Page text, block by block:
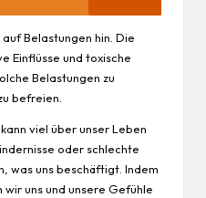
Belastungen hin. Die
Einflüsse und toxische
Belastungen zu
befreien.
viel über unser Leben
oder schlechte
was uns beschäftigt. Indem
uns und unsere Gefühle